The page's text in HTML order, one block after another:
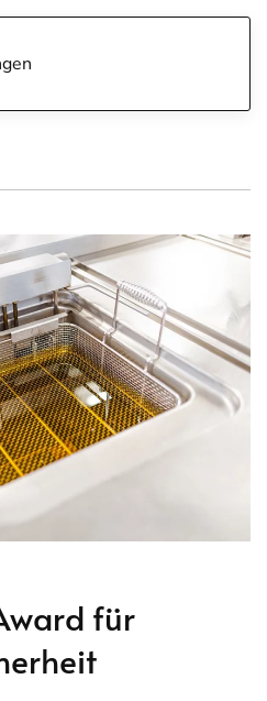
für